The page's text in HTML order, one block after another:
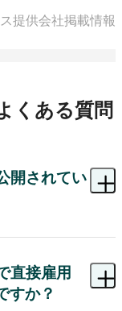
提供会社掲載情報
くある質問
開されてい
く、ヒアリング内
直接雇用
すか？